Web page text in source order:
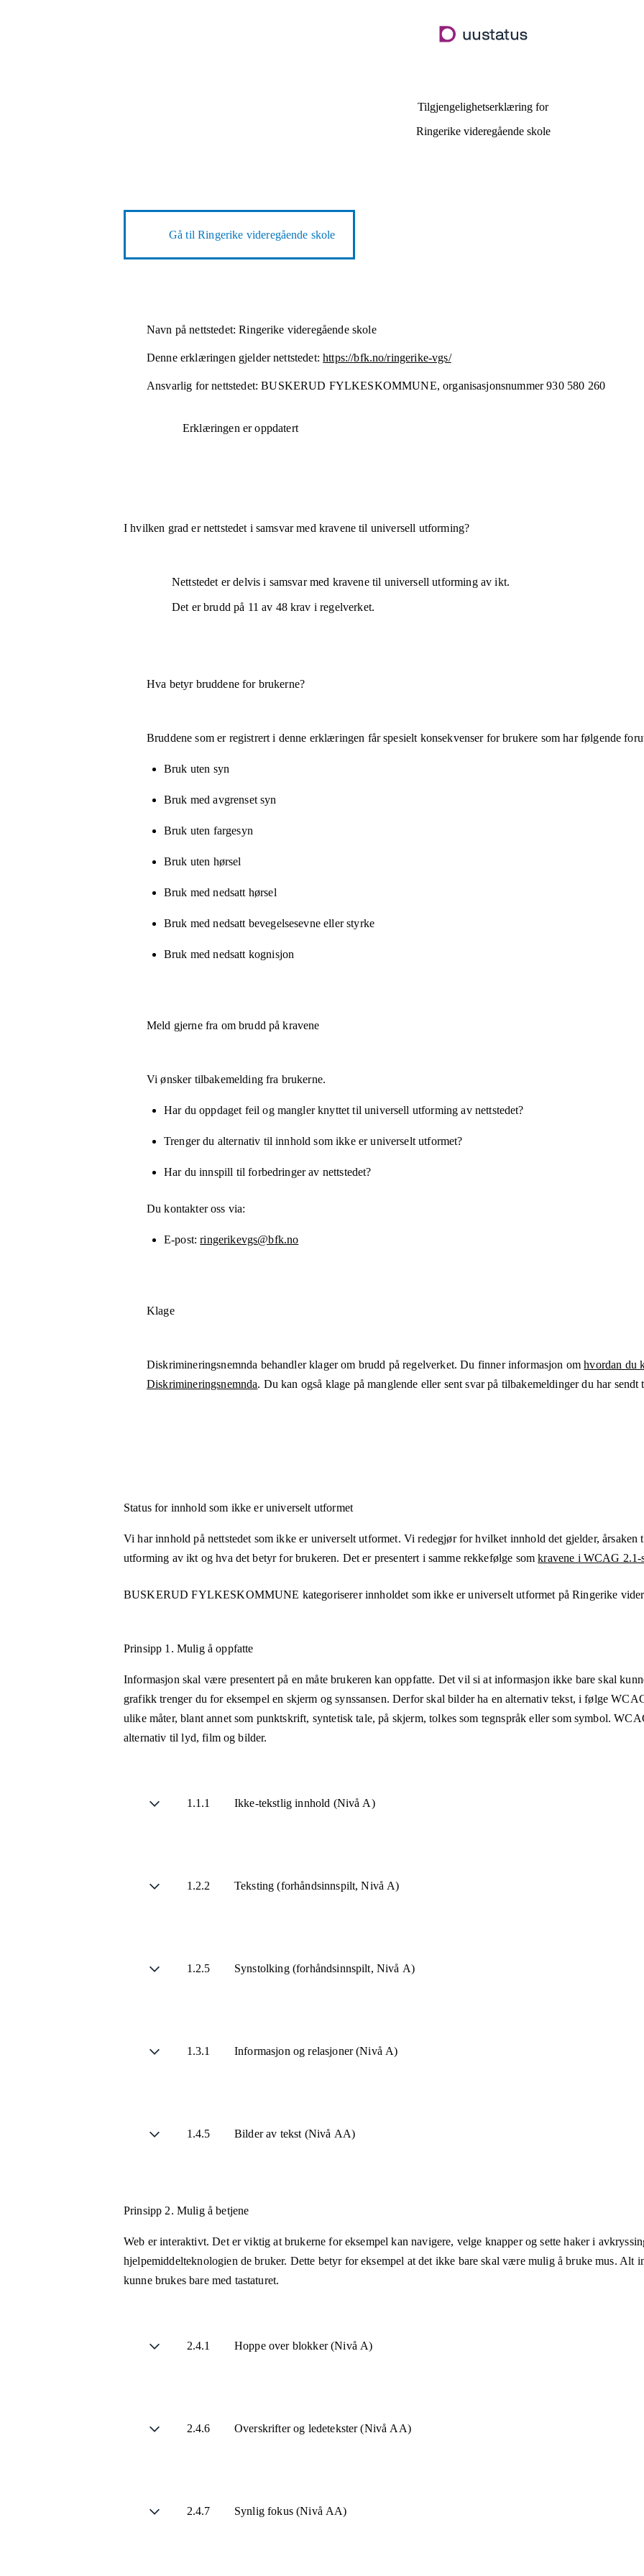
hovedinnhold
Tilgjengelighetserklæring for
Ringerike videregående skole
Gå tilRingerike videregående skole
Navn på nettstedet: Ringerike videregående skole
Denne erklæringen gjelder nettstedet: https://bfk.no/ringerike-vgs/
Ansvarlig for nettstedet: BUSKERUD FYLKESKOMMUNE,organisasjonsnummer 930 580 260
Erklæringen er oppdatert
I hvilken grad er nettstedet i samsvar med kravene til universell utforming?
Nettstedet erdelvis i samsvarmed kravene til universell utforming av ikt.
Det er brudd på 11 av 48krav i regelverket.
Hva betyr bruddene for brukerne?
Bruddene som er registrert i denne erklæringen får spesielt konsekvenser for brukere som har følgende
Bruk uten syn
Bruk med avgrenset syn
Bruk uten fargesyn
Bruk uten hørsel
Bruk med nedsatt hørsel
Bruk med nedsatt bevegelsesevne eller styrke
Bruk med nedsatt kognisjon
Meld gjerne fra om brudd på kravene
Vi ønsker tilbakemelding fra brukerne.
Har du oppdaget feil og mangler knyttet til universell utforming av nettstedet?
Trenger du alternativ til innhold som ikke er universelt utformet?
Har du innspill til forbedringer av nettstedet?
Du kontakter oss via:
E-post ringerikevgs@bfk.no
Klage
Diskrimineringsnemnda behandler klager om brudd på regelverket. Du finner informasjon omhvordan du
Diskrimineringsnemnda. Du kan også klage på manglende eller sent svar på tilbakemeldinger du har sendt
Status for innhold som ikke er universelt utformet
Vi har innhold på nettstedet som ikke er universelt utformet. Vi redegjør for hvilket innhold det gjelder,
utforming av ikt og hva det betyr for brukeren. Det er presentert i samme rekkefølge somkravene i WCAG 2.1-
BUSKERUD FYLKESKOMMUNE kategoriserer innholdet som ikke er universelt utformet påRingerike
Prinsipp 1. Mulig å oppfatte
Informasjon skal være presentert på en måte brukeren kan oppfatte. Det vil si at informasjon ikke bare skal
grafikk trenger du for eksempel en skjerm og synssansen. Derfor skal bilder ha en alternativ tekst, i følge
ulike måter, blant annet som punktskrift, syntetisk tale, på skjerm, tolkes som tegnspråk eller som symbol.
alternativ til lyd, film og bilder.
1.1.1 Ikke-tekstlig innhold (Nivå A)
1.2.2 Teksting (forhåndsinnspilt, Nivå A)
1.2.5 Synstolking (forhåndsinnspilt, Nivå A)
1.3.1 Informasjon og relasjoner (Nivå A)
1.4.5 Bilder av tekst (Nivå AA)
Prinsipp 2. Mulig å betjene
Web er interaktivt. Det er viktig at brukerne for eksempel kan navigere, velge knapper og sette haker i
hjelpemiddelteknologien de bruker. Dette betyr for eksempel at det ikke bare skal være mulig å bruke mus. Alt
kunne brukes bare med tastaturet.
2.4.1 Hoppe over blokker (Nivå A)
2.4.6 Overskrifter og ledetekster (Nivå AA)
2.4.7 Synlig fokus (Nivå AA)